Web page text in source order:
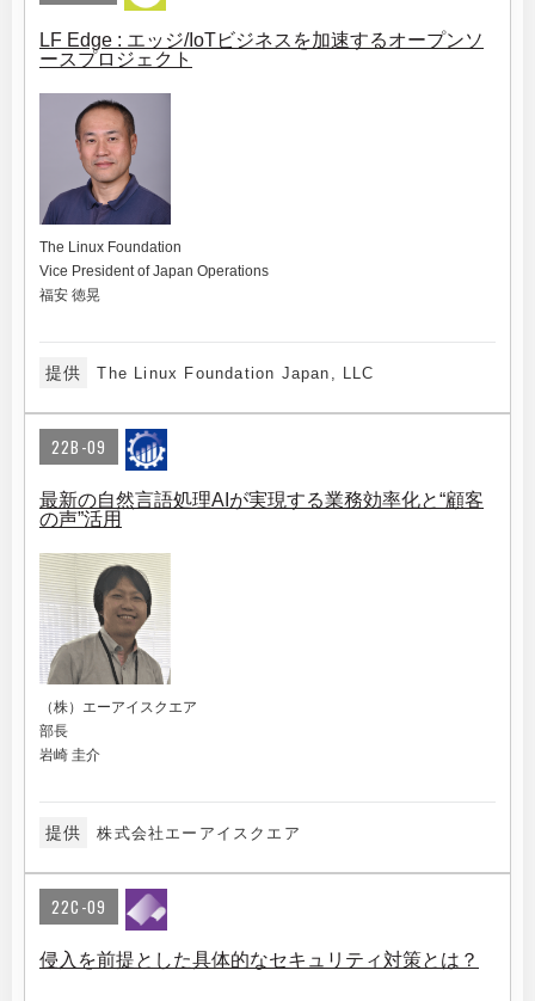
LF Edge : エッジ/IoTビジネスを加速するオープンソ
ースプロジェクト
The Linux Foundation
Vice President of Japan Operations
福安 徳晃
提供 The Linux Foundation Japan, LLC
22B-09
最新の自然言語処理AIが実現する業務効率化と“顧客
の声”活用
（株）エーアイスクエア
部長
岩崎 圭介
提供 株式会社エーアイスクエア
22C-09
侵入を前提とした具体的なセキュリティ対策とは？